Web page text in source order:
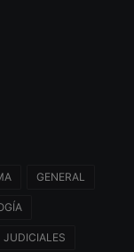
GENERAL
JUDICIALES